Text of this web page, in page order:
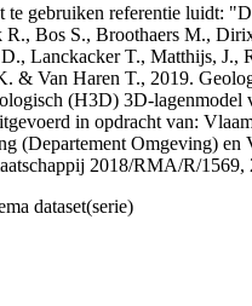
te gebruiken referentie luidt:
R., Bos S., Broothaers M.,
Lanckacker T., Matthijs, J.,
& Van Haren T., 2019.
(H3D) 3D-lagenmodel
in opdracht van:
(Departement Omgeving) en
2018/RMA/R/1569,
dataset(serie)